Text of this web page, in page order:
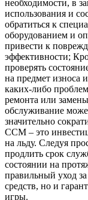
необходимости, в
использования и
обратиться к
оборудованием и
привести к
эффективности;
проверять
на предмет износа
каких-либо
ремонта или
обслуживание
значительно
CCM – это
на льду. Следуя
продлить срок
состоянии на
правильный уход
средств, но и
игры.